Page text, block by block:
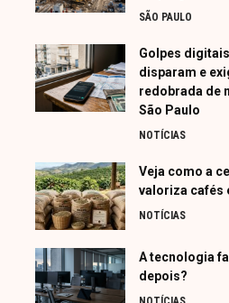
SÃO PAULO
Golpes
disparam e
redobrada de
São Paulo
NOTÍCIAS
Veja como a
valoriza cafés
NOTÍCIAS
A tecnologia
depois?